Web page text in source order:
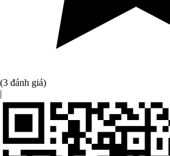
(3 đánh giá)
|